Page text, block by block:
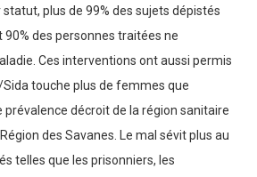
statut, plus de 99% des sujets dépistés
des personnes traitées ne
Ces interventions ont aussi permis
Sida touche plus de femmes que
prévalence décroit de la région sanitaire
des Savanes. Le mal sévit plus au
telles que les prisonniers, les